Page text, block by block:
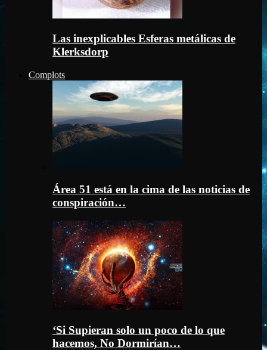
Las inexplicables Esferas metálicas de
Klerksdorp
Complots
Área 51 está en la cima de las noticias de
conspiración…
‘Si Supieran solo un poco de lo que
hacemos, No Dormirían…